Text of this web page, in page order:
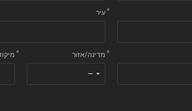
עיר
מדינה/אזור